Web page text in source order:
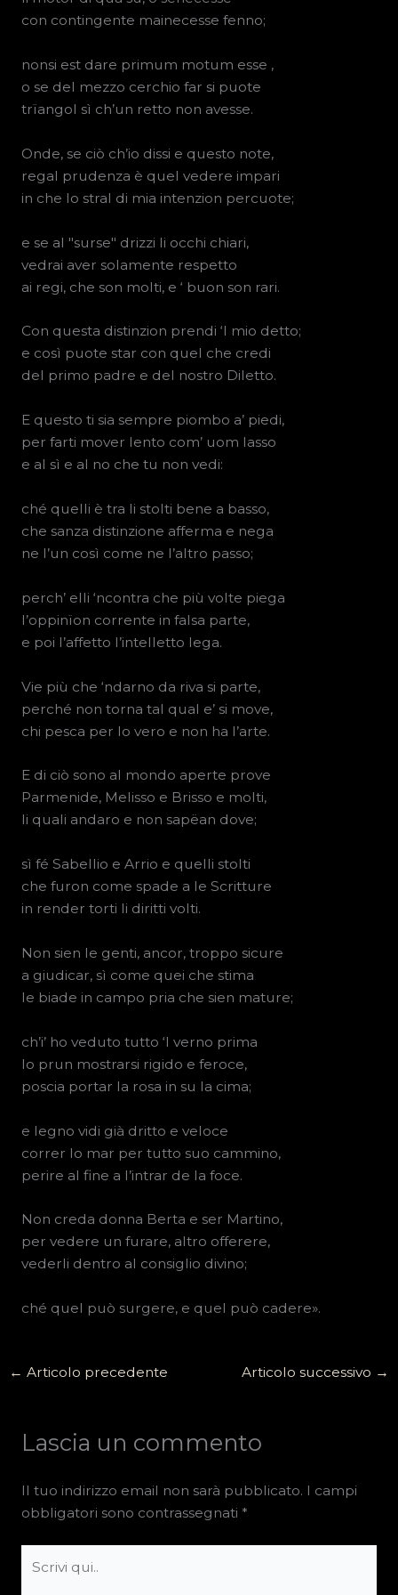
con contingente mainecesse fenno;
nonsi est dare primum motum esse ,
o se del mezzo cerchio far si puote
trïangol sì ch’un retto non avesse.
Onde, se ciò ch’io dissi e questo note,
regal prudenza è quel vedere impari
in che lo stral di mia intenzion percuote;
e se al "surse" drizzi li occhi chiari,
vedrai aver solamente respetto
ai regi, che son molti, e ‘ buon son rari.
Con questa distinzion prendi ‘l mio detto;
e così puote star con quel che credi
del primo padre e del nostro Diletto.
E questo ti sia sempre piombo a’ piedi,
per farti mover lento com’ uom lasso
e al sì e al no che tu non vedi:
ché quelli è tra li stolti bene a basso,
che sanza distinzione afferma e nega
ne l’un così come ne l’altro passo;
perch’ elli ‘ncontra che più volte piega
l’oppinïon corrente in falsa parte,
e poi l’affetto l’intelletto lega.
Vie più che ‘ndarno da riva si parte,
perché non torna tal qual e’ si move,
chi pesca per lo vero e non ha l’arte.
E di ciò sono al mondo aperte prove
Parmenide, Melisso e Brisso e molti,
li quali andaro e non sapëan dove;
sì fé Sabellio e Arrio e quelli stolti
che furon come spade a le Scritture
in render torti li diritti volti.
Non sien le genti, ancor, troppo sicure
a giudicar, sì come quei che stima
le biade in campo pria che sien mature;
ch’i’ ho veduto tutto ‘l verno prima
lo prun mostrarsi rigido e feroce,
poscia portar la rosa in su la cima;
e legno vidi già dritto e veloce
correr lo mar per tutto suo cammino,
perire al fine a l’intrar de la foce.
Non creda donna Berta e ser Martino,
per vedere un furare, altro offerere,
vederli dentro al consiglio divino;
ché quel può surgere, e quel può cadere».
← Articolo precedente Articolo successivo →
Lascia un commento
Il tuo indirizzo email non sarà pubblicato. I campi
obbligatori sono contrassegnati *
qui..